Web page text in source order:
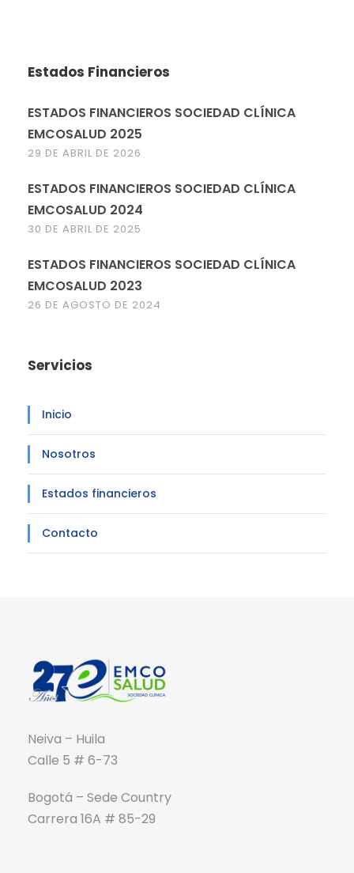
Estados Financieros
ESTADOS FINANCIEROS SOCIEDAD CLÍNICA
EMCOSALUD 2025
29 DE ABRIL DE 2026
ESTADOS FINANCIEROS SOCIEDAD CLÍNICA
EMCOSALUD 2024
30 DE ABRIL DE 2025
ESTADOS FINANCIEROS SOCIEDAD CLÍNICA
EMCOSALUD 2023
26 DE AGOSTO DE 2024
Servicios
Inicio
Nosotros
Estados financieros
Contacto
Neiva – Huila
Calle 5 # 6-73
Bogotá – Sede Country
Carrera 16A # 85-29